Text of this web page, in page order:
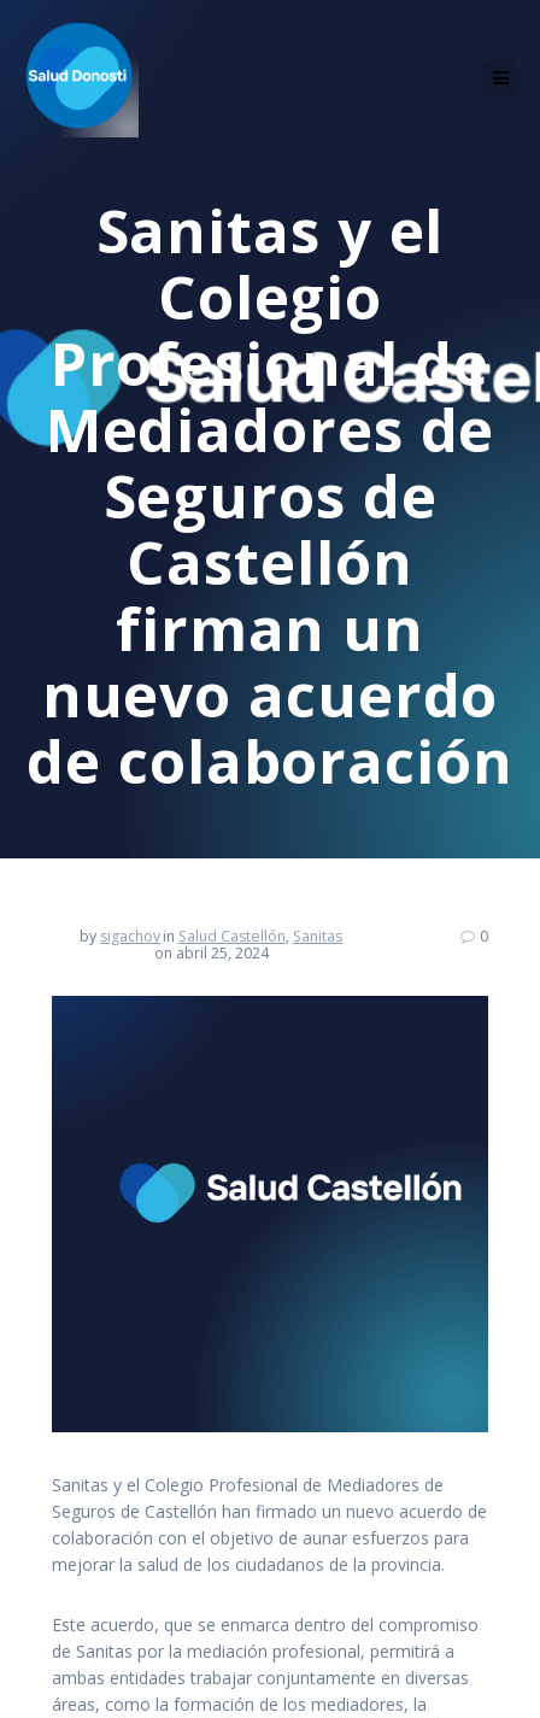
Sanitas y el
Colegio
Profesional de
Mediadores de
Seguros de
Castellón
firman un
nuevo acuerdo
de colaboración
by sigachovin Salud Castellón, Sanitas
on abril 25, 2024
0
Sanitas y el Colegio Profesional de Mediadores de
Seguros de Castellón han firmado un nuevo acuerdo de
colaboración con el objetivo de aunar esfuerzos para
mejorar la salud de los ciudadanos de la provincia.
Este acuerdo, que se enmarca dentro del compromiso
de Sanitas por la mediación profesional, permitirá a
ambas entidades trabajar conjuntamente en diversas
áreas, como la formación de los mediadores, la